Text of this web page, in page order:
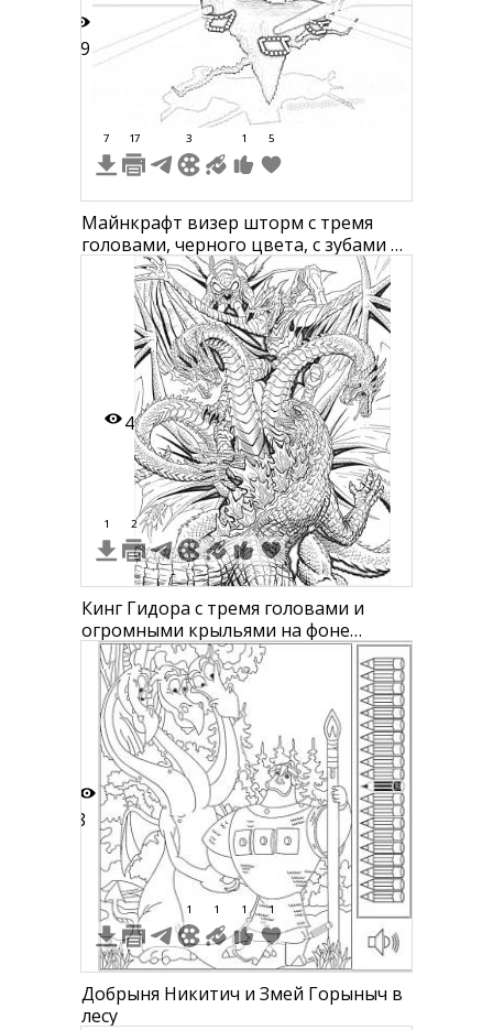
29
7 17 3 1 5
Майнкрафт визер шторм с тремя
головами, черного цвета, с зубами и
световыми лучами из глаз, на фоне
пиксельного ландшафта
4
1 2
Кинг Гидора с тремя головами и
огромными крыльями на фоне
излучающих линий
8
1 1 1 1
Добрыня Никитич и Змей Горыныч в
лесу